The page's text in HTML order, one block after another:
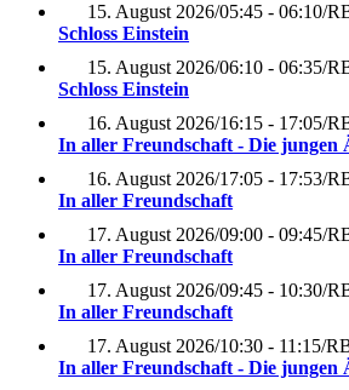
15. August 2026/05:45 - 06:10/
Schloss Einstein
15. August 2026/06:10 - 06:35/
Schloss Einstein
16. August 2026/16:15 - 17:05/
In aller Freundschaft - Die jungen
16. August 2026/17:05 - 17:53/
In aller Freundschaft
17. August 2026/09:00 - 09:45/
In aller Freundschaft
17. August 2026/09:45 - 10:30/
In aller Freundschaft
17. August 2026/10:30 - 11:15/
In aller Freundschaft - Die jungen